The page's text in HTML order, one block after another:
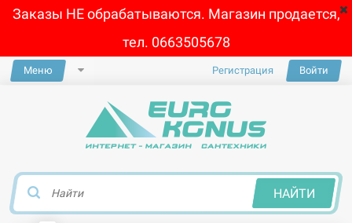
Заказы НЕ обрабатываются. Магазин продается,
тел. 0663505678
Меню Регистрация Войти
НАЙТИ